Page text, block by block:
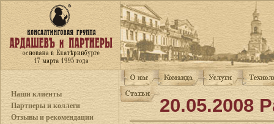
Наши клиенты
Партнеры и коллеги
Отзывы и рекомендации
20.05.2008